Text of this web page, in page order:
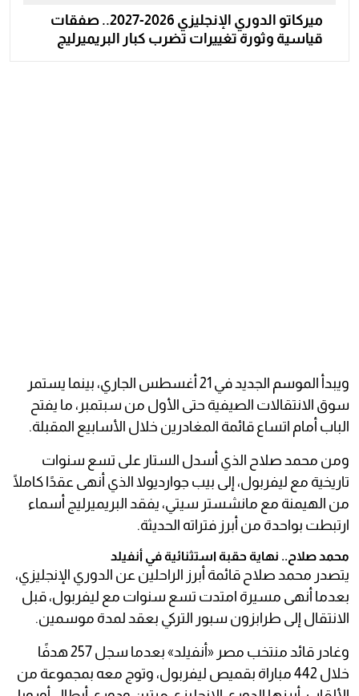
ميركاتو الدوري الإنجليزي 2026-2027.. صفقات
قياسية وثورة تغييرات تضرب كبار البريميرليج
ويبدأ الموسم الجديد في 21 أغسطس الجاري، بينما يستمر
سوق الانتقالات الصيفية حتى الأول من سبتمبر، ما يفتح
الباب أمام اتساع قائمة المغادرين خلال الأسابيع المقبلة.
ومن محمد صلاح الذي أسدل الستار على تسع سنوات
تاريخية مع ليفربول، إلى بيب جوارديولا الذي أنهى عقدًا كاملًا
من الهيمنة مع مانشستر سيتي، يفقد البريميرليج أسماء
ارتبطت بواحدة من أبرز فتراته الحديثة.
محمد صلاح.. نهاية حقبة استثنائية في أنفيلد
يتصدر محمد صلاح قائمة أبرز الراحلين عن الدوري الإنجليزي،
بعدما أنهى مسيرة امتدت تسع سنوات مع ليفربول، قبل
الانتقال إلى طرابزون سبور التركي بعقد لمدة موسمين.
وغادر قائد منتخب مصر «أنفيلد» بعدما سجل 257 هدفًا
خلال 442 مباراة بقميص ليفربول، وتوج معه بمجموعة من